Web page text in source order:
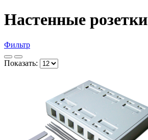
Настенные розетки
Фильтр
Показать: